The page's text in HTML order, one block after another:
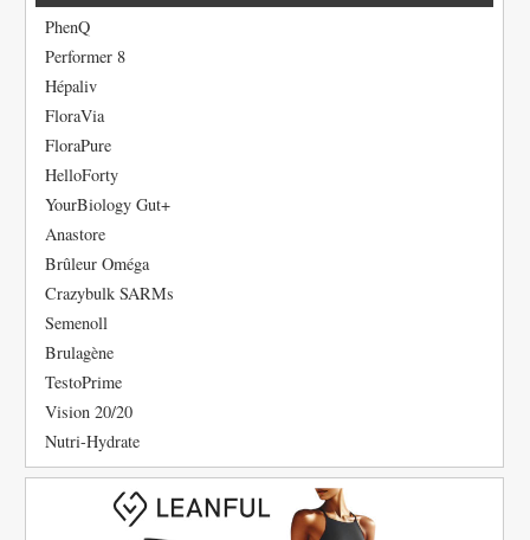
PhenQ
Performer 8
Hépaliv
FloraVia
FloraPure
HelloForty
YourBiology Gut+
Anastore
Brûleur Oméga
Crazybulk SARMs
Semenoll
Brulagène
TestoPrime
Vision 20/20
Nutri-Hydrate